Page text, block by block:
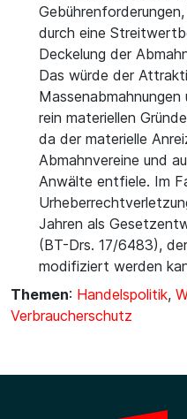
durch eine
Deckelung der
Das würde der
rein materiellen
da der materielle
Abmahnvereine und
Anwälte entfiele. Im
Jahren als
(BT-Drs. 17/6483),
modifiziert werden
Themen: Handelspolitik,
Verbraucherschutz